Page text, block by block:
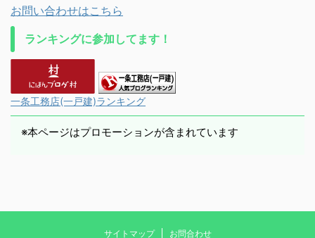
お問い合わせはこちら
ランキングに参加してます！
一条工務店(一戸建)ランキング
※本ページはプロモーションが含まれています
サイトマップ お問合わせ